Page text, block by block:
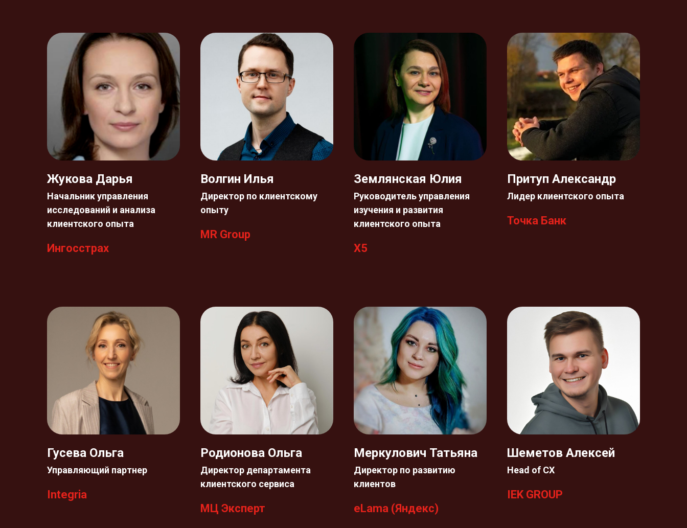
Жукова Дарья
Начальник управления
исследований и анализа
клиентского опыта
Ингосстрах
Волгин Илья
Директор по клиентскому
опыту
MR Group
Землянская Юлия
Руководитель управления
изучения и развития
клиентского опыта
Х5
Притуп Александр
Лидер клиентского опыта
Точка Банк
Гусева Ольга
Управляющий партнер
Integria
Родионова Ольга
Директор департамента
клиентского сервиса
МЦ Эксперт
Меркулович Татьяна
Директор по развитию
клиентов
eLama (Яндекс)
Шеметов Алексей
Head of CX
IEK GROUP